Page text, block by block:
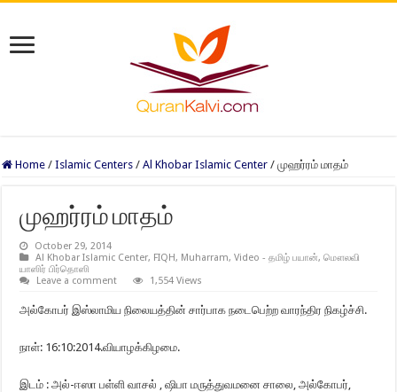
Home / Islamic Centers / Al Khobar Islamic Center / முஹர்ரம் மாதம்
முஹர்ரம் மாதம்
October 29, 2014
Al Khobar Islamic Center, FIQH, Muharram,Video - தமிழ் பயான்,மௌலவி
யாஸிர் பிர்தொஸி
Leave a comment
1,554 Views
அல்கோபர் இஸ்லாமிய நிலையத்தின் சார்பாக நடைபெற்ற வாரந்திர நிகழ்ச்சி.
நாள்: 16:10:2014.வியாழக்கிழமை.
இடம் : அல்-ஈஸா பள்ளி வாசல் , ஷிபா மருத்துவமனை சாலை, அல்கோபர்,